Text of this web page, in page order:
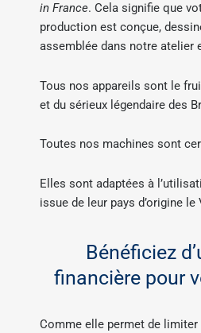
in France. Cela signifie que
production est conçue,
assemblée dans notre atelier
Tous nos appareils sont le
et du sérieux légendaire des
Toutes nos machines sont
Elles sont adaptées à
issue de leur pays d’origine le
Bénéficiez
financière pour
Comme elle permet de